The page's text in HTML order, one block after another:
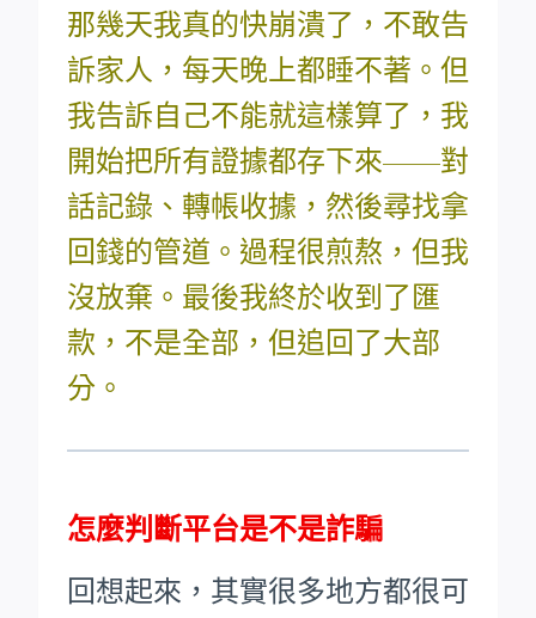
那幾天我真的快崩潰了，不敢告
訴家人，每天晚上都睡不著。但
我告訴自己不能就這樣算了，我
開始把所有證據都存下來——對
話記錄、轉帳收據，然後尋找拿
回錢的管道。過程很煎熬，但我
沒放棄。最後我終於收到了匯
款，不是全部，但追回了大部
分。
怎麼判斷平台是不是詐騙
回想起來，其實很多地方都很可